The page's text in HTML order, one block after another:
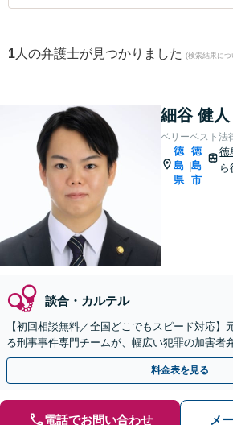
1 人の弁護士が見つかりました (検索結果につ
細谷 健人
ベリーベスト法
徳
島
県
|
徳
島
市
ら
談合・カルテル
【初回相談無料／全国どこでもスピード対応】
る刑事事件専門チームが、幅広い犯罪の加害者
料金表を見る
電話でお問い合わせ メ